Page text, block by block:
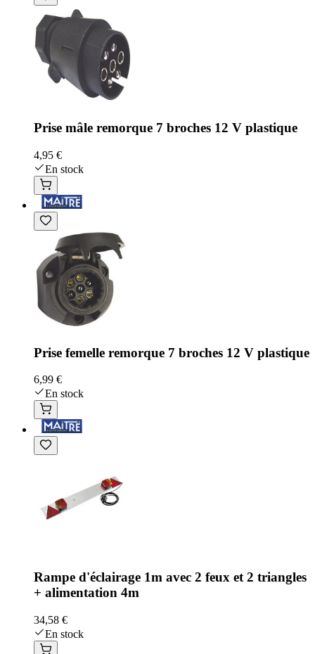
Prise mâle remorque 7 broches 12 V plastique
4,95 €
En stock
Prise femelle remorque 7 broches 12 V plastique
6,99 €
En stock
Rampe d'éclairage 1m avec 2 feux et 2 triangles
+ alimentation 4m
34,58 €
En stock